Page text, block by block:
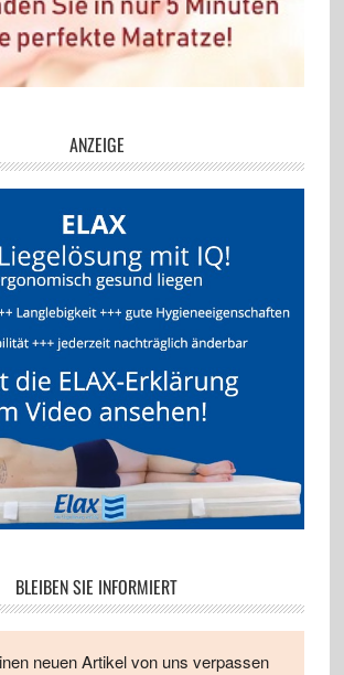
ANZEIGE
BLEIBEN SIE INFORMIERT
neuen Artikel von uns verpassen